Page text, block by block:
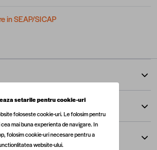
in SEAP/SICAP
setarile pentru cookie-uri
foloseste cookie-uri. Le folosim pentru
mai buna experienta de navigare. In
folosim cookie-uri necesare pentru a
website-ului.